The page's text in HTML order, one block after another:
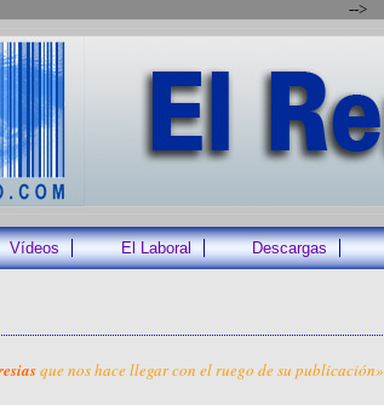
-->
Vídeos El Laboral Descargas
que nos hace llegar con el ruego de su publicación»